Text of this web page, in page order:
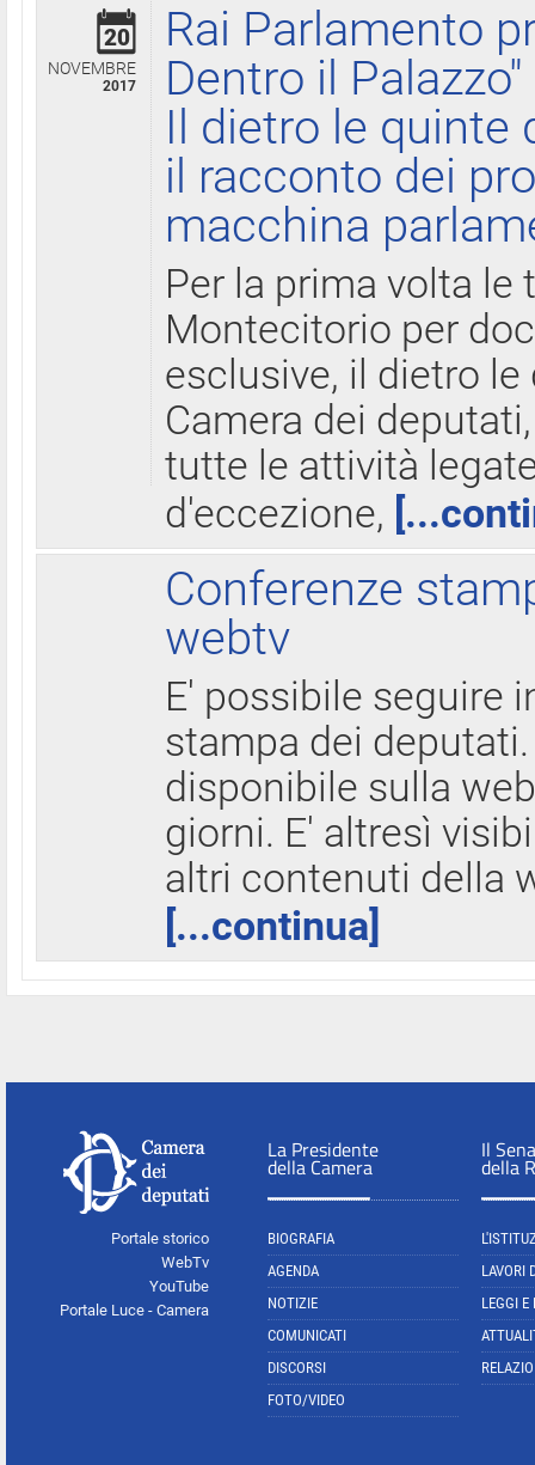
20
NOVEMBRE
2017
Rai Parlamento
Dentro il Palazzo"
Il dietro le quinte
il racconto dei
macchina
Per la prima volta le
Montecitorio per
esclusive, il dietro
Camera dei
tutte le attività
d'eccezione,
Conferenze
webtv
E' possibile seguire
stampa dei
disponibile sulla
giorni. E' altresì
altri contenuti della
[...continua]
Portale storico
WebTv
YouTube
Portale Luce - Camera
La Presidente
della Camera
BIOGRAFIA
AGENDA
NOTIZIE
COMUNICATI
DISCORSI
FOTO/VIDEO
Il
della
LAVORI
LEGGI E